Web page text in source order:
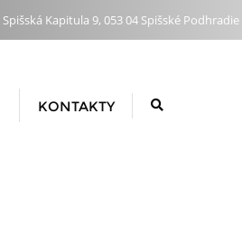
Spišská Kapitula 9, 053 04 Spišské Podhradie
KONTAKTY